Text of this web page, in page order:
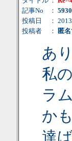
記事No
： 5930
投稿日
：
投稿者
： 匿
あ
私
ラ
か
達